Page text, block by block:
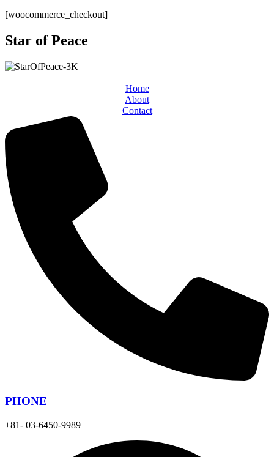
[woocommerce_checkout]
Star of Peace
Home
About
Contact
PHONE
+81- 03-6450-9989